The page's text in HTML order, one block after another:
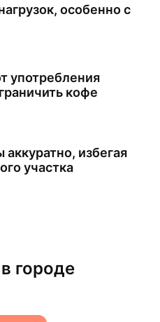
особенно с
употребления
кофе
аккуратно, избегая
участка
городе